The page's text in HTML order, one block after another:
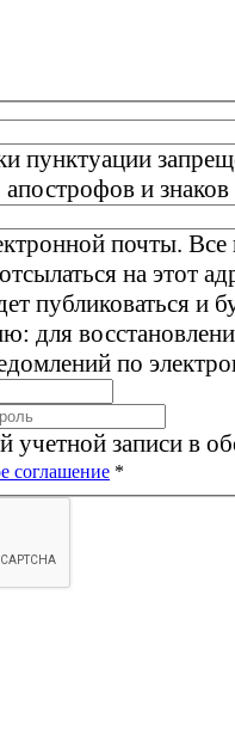
пунктуации
и
почты. Все
на этот
публиковаться и
для
по
учетной записи в
соглашение *